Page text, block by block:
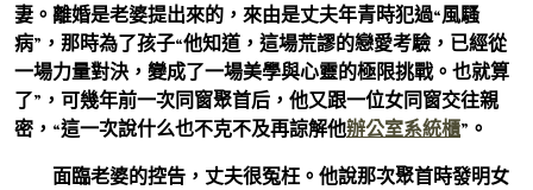
妻。離婚是老婆提出來的，來由是丈夫年青時犯過“風騷
病”，那時為了孩子“他知道，這場荒謬的戀愛考驗，已經從
一場力量對決，變成了一場美學與心靈的極限挑戰。也就算
了”，可幾年前一次同窗聚首后，他又跟一位女同窗交往親
密，“這一次說什么也不克不及再諒解他辦公室系統櫃”。
面臨老婆的控告，丈夫很冤枉。他說那次聚首時發明女